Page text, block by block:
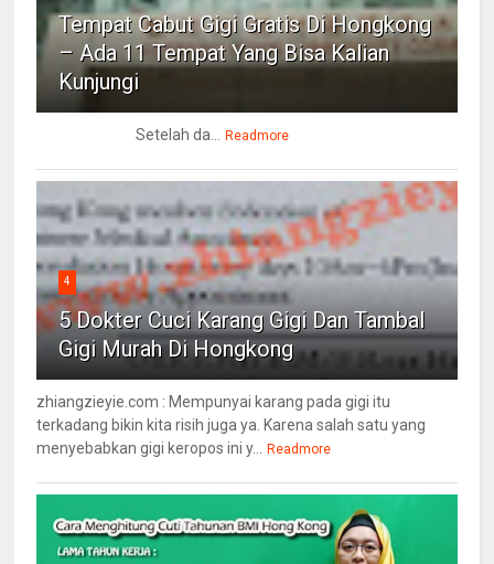
Tempat Cabut Gigi Gratis Di Hongkong
– Ada 11 Tempat Yang Bisa Kalian
Kunjungi
Setelah da... Readmore
4
5 Dokter Cuci Karang Gigi Dan Tambal
Gigi Murah Di Hongkong
zhiangzieyie.com : Mempunyai karang pada gigi itu
terkadang bikin kita risih juga ya. Karena salah satu yang
menyebabkan gigi keropos ini y... Readmore